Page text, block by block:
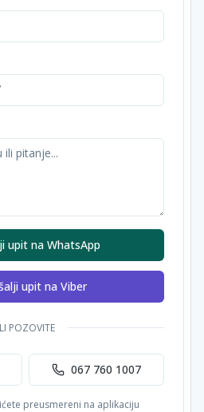
upit na WhatsApp
upit na Viber
POZOVITE
067 760 1007
preusmereni na aplikaciju